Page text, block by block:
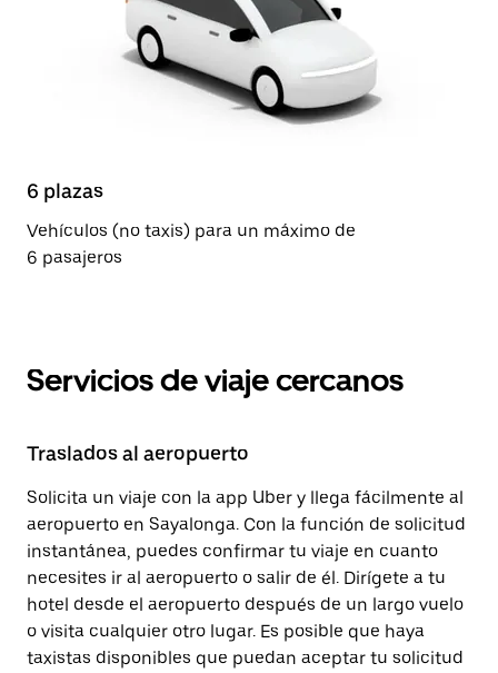
6 plazas
Vehículos (no taxis) para un máximo de
6 pasajeros
Servicios de viaje cercanos
Traslados al aeropuerto
Solicita un viaje con la app Uber y llega fácilmente al
aeropuerto en Sayalonga. Con la función de solicitud
instantánea, puedes confirmar tu viaje en cuanto
necesites ir al aeropuerto o salir de él. Dirígete a tu
hotel desde el aeropuerto después de un largo vuelo
o visita cualquier otro lugar. Es posible que haya
taxistas disponibles que puedan aceptar tu solicitud